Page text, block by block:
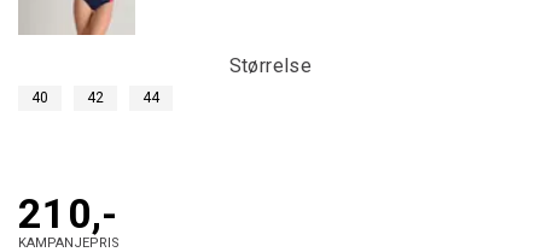
Størrelse
40 42 44
210,-
KAMPANJEPRIS